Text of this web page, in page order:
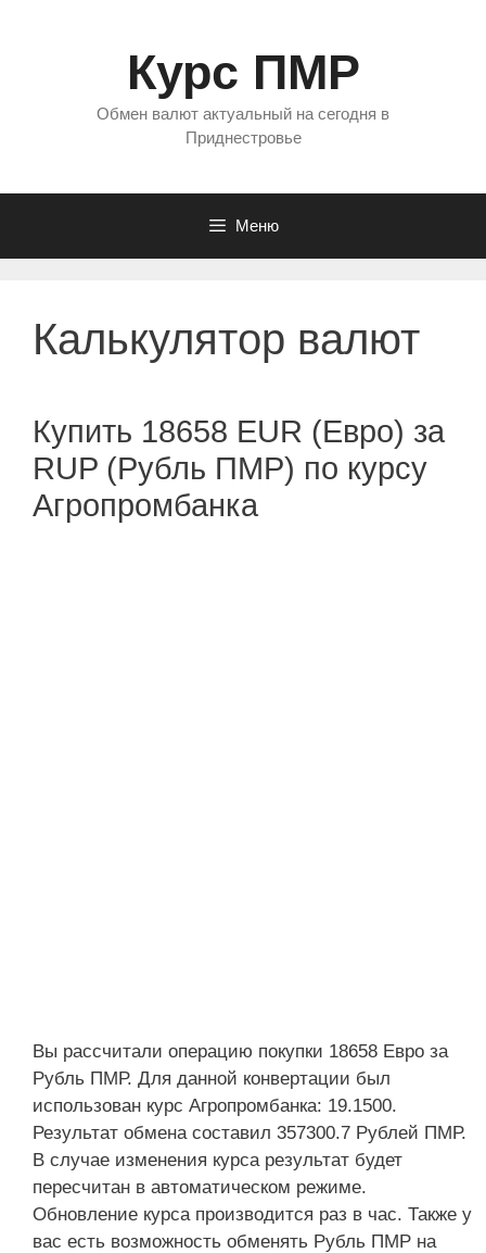
Курс ПМР
Обмен валют актуальный на сегодня в
Приднестровье
Меню
Калькулятор валют
Купить 18658 EUR (Евро) за
RUP (Рубль ПМР) по курсу
Агропромбанка
Вы рассчитали операцию покупки 18658 Евро за
Рубль ПМР. Для данной конвертации был
использован курс Агропромбанка: 19.1500.
Результат обмена составил 357300.7 Рублей ПМР.
В случае изменения курса результат будет
пересчитан в автоматическом режиме.
Обновление курса производится раз в час. Также у
вас есть возможность обменять Рубль ПМР на